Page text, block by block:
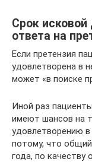
Срок
ответа на
Если претензия
удовлетворена в
может «в поиске
Иной раз
имеют шансов на
удовлетворению
потому, что
года, по качеству